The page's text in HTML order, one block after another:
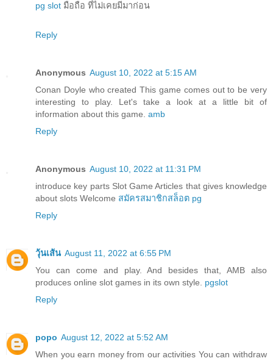
pg slot มือถือ ที่ไม่เคยมีมาก่อน
Reply
Anonymous August 10, 2022 at 5:15 AM
Conan Doyle who created This game comes out to be very
interesting to play. Let's take a look at a little bit of
information about this game. amb
Reply
Anonymous August 10, 2022 at 11:31 PM
introduce key parts Slot Game Articles that gives knowledge
about slots Welcome สมัครสมาชิกสล็อต pg
Reply
วุ้นเส้น August 11, 2022 at 6:55 PM
You can come and play. And besides that, AMB also
produces online slot games in its own style. pgslot
Reply
popo August 12, 2022 at 5:52 AM
When you earn money from our activities You can withdraw